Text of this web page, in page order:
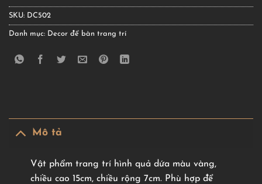
SKU: DC502
Danh mục: Decor để bàn trang trí
Mô tả
Vật phẩm trang trí hình quả dứa màu vàng,
chiều cao 15cm, chiều rộng 7cm. Phù hợp để